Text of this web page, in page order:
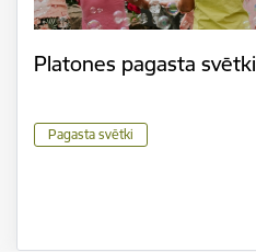
Platones pagasta svētki
Pagasta svētki